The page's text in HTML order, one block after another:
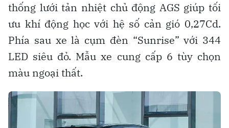
thống lưới tản nhiệt chủ động AGS giúp tối
ưu khí động học với hệ số cản gió 0,27Cd.
Phía sau xe là cụm đèn “Sunrise” với 344
LED siêu đỏ. Mẫu xe cung cấp 6 tùy chọn
màu ngoại thất.